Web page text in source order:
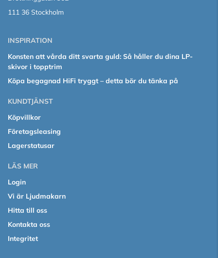
111 36 Stockholm
INSPIRATION
Konsten att vårda ditt svarta guld: Så håller du dina LP-
skivor i topptrim
Köpa begagnad HiFi tryggt – detta bör du tänka på
KUNDTJÄNST
Köpvillkor
Företagsleasing
Lagerstatusar
LÄS MER
Login
Vi är Ljudmakarn
Hitta till oss
Kontakta oss
Integritet